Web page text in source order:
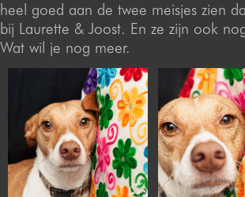
heel goed aan de twee meisjes zien
bij Laurette & Joost. En ze zijn ook
Wat wil je nog meer.